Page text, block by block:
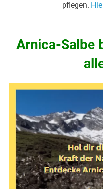
pflegen.
Arnica-Salbe